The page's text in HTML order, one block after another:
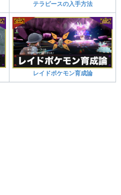
テラピースの入手方法
レイドポケモン育成論